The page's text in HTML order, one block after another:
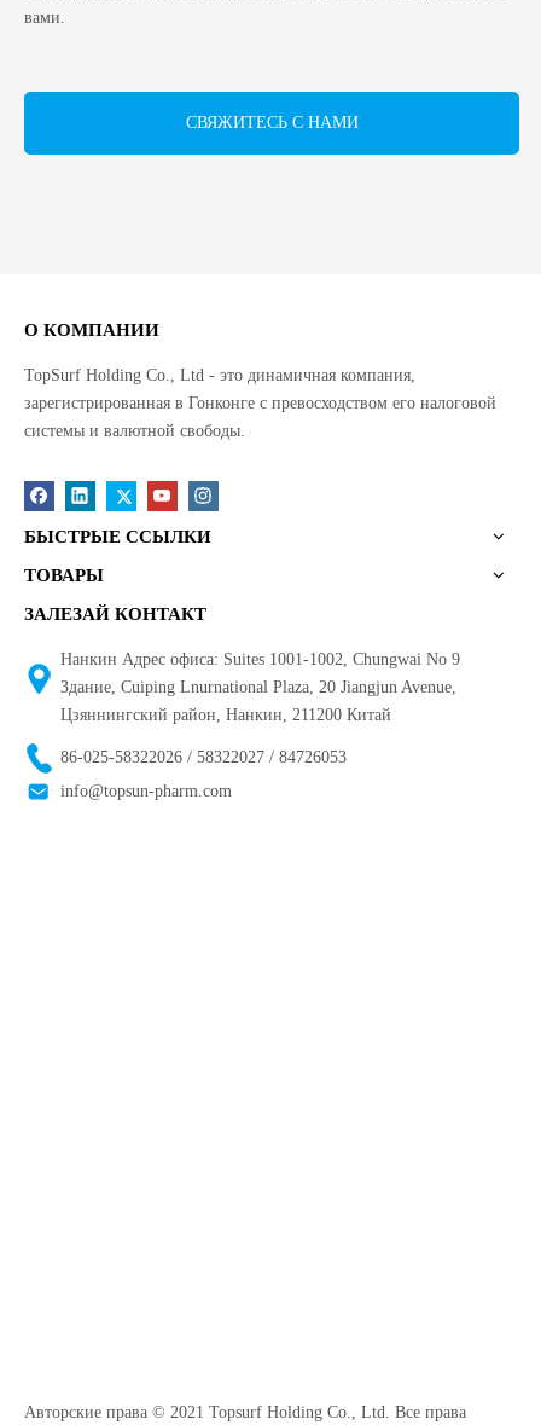
вами.
СВЯЖИТЕСЬ С НАМИ
О КОМПАНИИ
TopSurf Holding Co., Ltd - это динамичная компания,
зарегистрированная в Гонконге с превосходством его налоговой
системы и валютной свободы.
БЫСТРЫЕ ССЫЛКИ
ТОВАРЫ
ЗАЛЕЗАЙ КОНТАКТ
Нанкин Адрес офиса: Suites 1001-1002, Chungwai No 9
Здание, Cuiping Lnurnational Plaza, 20 Jiangjun Avenue,
Цзяннингский район, Нанкин, 211200 Китай
86-025-58322026 / 58322027 / 84726053
info@topsun-pharm.com
Авторские права © 2021 Topsurf Holding Co., Ltd. Все права